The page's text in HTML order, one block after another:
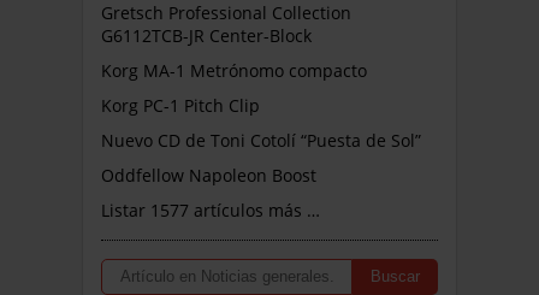
Gretsch Professional Collection
G6112TCB-JR Center-Block
Korg MA-1 Metrónomo compacto
Korg PC-1 Pitch Clip
Nuevo CD de Toni Cotolí “Puesta de Sol”
Oddfellow Napoleon Boost
Listar 1577 artículos más …